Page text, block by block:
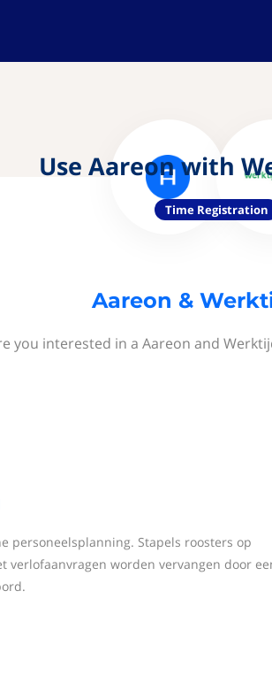
Use Aareon with
Time Registration
Aareon &
you interested in a Aareon and
personeelsplanning. Stapels roosters op
verlofaanvragen worden vervangen door